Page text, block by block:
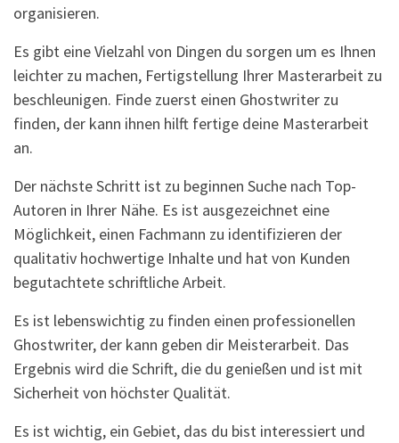
organisieren.
Es gibt eine Vielzahl von Dingen du sorgen um es Ihnen
leichter zu machen, Fertigstellung Ihrer Masterarbeit zu
beschleunigen. Finde zuerst einen Ghostwriter zu
finden, der kann ihnen hilft fertige deine Masterarbeit
an.
Der nächste Schritt ist zu beginnen Suche nach Top-
Autoren in Ihrer Nähe. Es ist ausgezeichnet eine
Möglichkeit, einen Fachmann zu identifizieren der
qualitativ hochwertige Inhalte und hat von Kunden
begutachtete schriftliche Arbeit.
Es ist lebenswichtig zu finden einen professionellen
Ghostwriter, der kann geben dir Meisterarbeit. Das
Ergebnis wird die Schrift, die du genießen und ist mit
Sicherheit von höchster Qualität.
Es ist wichtig, ein Gebiet, das du bist interessiert und